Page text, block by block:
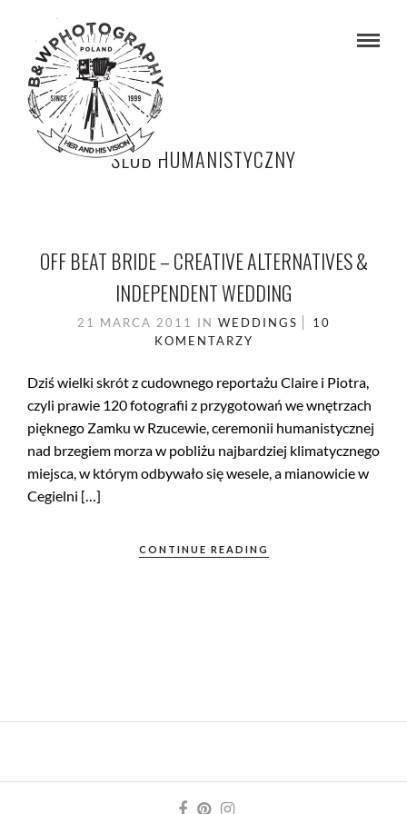
ŚLUB HUMANISTYCZNY
OFF BEAT BRIDE – CREATIVE ALTERNATIVES &
INDEPENDENT WEDDING
21 MARCA 2011 IN WEDDINGS
10
KOMENTARZY
Dziś wielki skrót z cudownego reportażu Claire i Piotra,
czyli prawie 120 fotografii z przygotowań we wnętrzach
pięknego Zamku w Rzucewie, ceremonii humanistycznej
nad brzegiem morza w pobliżu najbardziej klimatycznego
miejsca, w którym odbywało się wesele, a mianowicie w
Cegielni […]
CONTINUE READING